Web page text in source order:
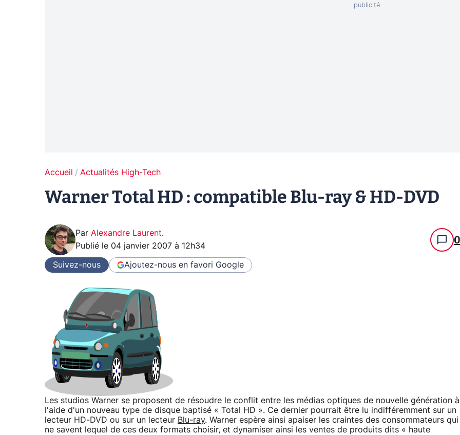
Accueil Actualités High-Tech
Warner Total HD : compatible Blu-ray & HD-DVD
Par Alexandre Laurent.
Publié le 04 janvier 2007 à 12h34 0
Suivez-nous Ajoutez-nous en favori Google
Les studios Warner se proposent de résoudre le conflit entre les médias optiques de nouvelle génération à
l'aide d'un nouveau type de disque baptisé « Total HD ». Ce dernier pourrait être lu indifféremment sur un
lecteur HD-DVD ou sur un lecteur Blu-ray. Warner espère ainsi apaiser les craintes des consommateurs qui
ne savent lequel de ces deux formats choisir, et dynamiser ainsi les ventes de produits dits « haute